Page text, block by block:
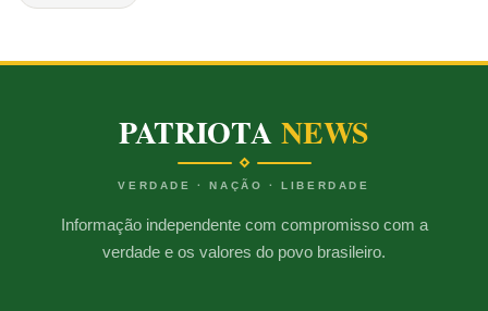
PATRIOTANEWS
VERDADE · NAÇÃO · LIBERDADE
Informação independente com compromisso com a
verdade e os valores do povo brasileiro.